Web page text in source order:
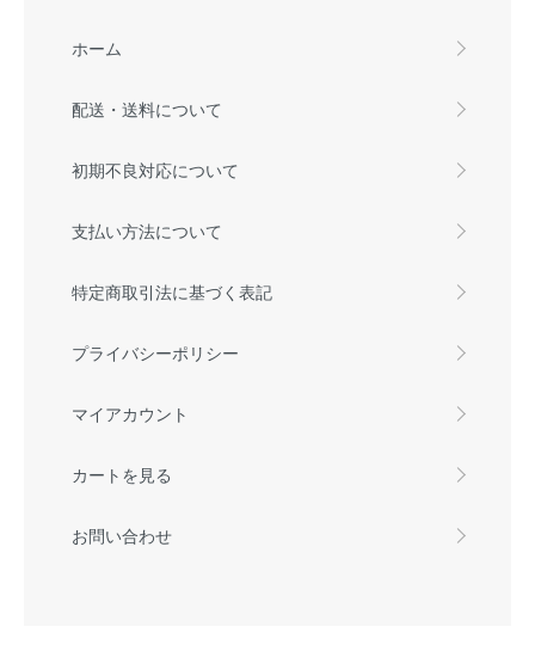
ホーム
配送・送料について
初期不良対応について
支払い方法について
特定商取引法に基づく表記
プライバシーポリシー
マイアカウント
カートを見る
お問い合わせ